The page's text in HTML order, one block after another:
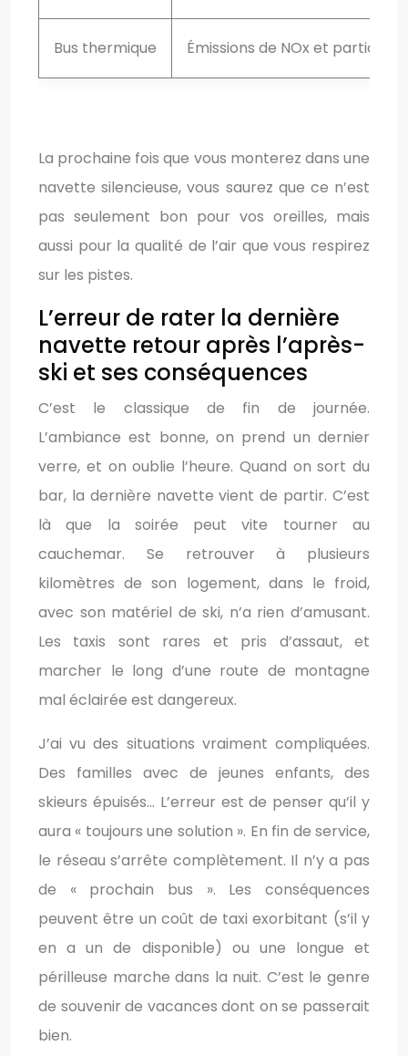
Bus thermique Émissions de NOx et
La prochaine fois que vous monterez dans une
navette silencieuse, vous saurez que ce n’est
pas seulement bon pour vos oreilles, mais
aussi pour la qualité de l’air que vous respirez
sur les pistes.
L’erreur de rater la dernière
navette retour après l’après-
ski et ses conséquences
C’est le classique de fin de journée.
L’ambiance est bonne, on prend un dernier
verre, et on oublie l’heure. Quand on sort du
bar, la dernière navette vient de partir. C’est
là que la soirée peut vite tourner au
cauchemar. Se retrouver à plusieurs
kilomètres de son logement, dans le froid,
avec son matériel de ski, n’a rien d’amusant.
Les taxis sont rares et pris d’assaut, et
marcher le long d’une route de montagne
mal éclairée est dangereux.
J’ai vu des situations vraiment compliquées.
Des familles avec de jeunes enfants, des
skieurs épuisés… L’erreur est de penser qu’il y
aura « toujours une solution ». En fin de service,
le réseau s’arrête complètement. Il n’y a pas
de « prochain bus ». Les conséquences
peuvent être un coût de taxi exorbitant (s’il y
en a un de disponible) ou une longue et
périlleuse marche dans la nuit. C’est le genre
de souvenir de vacances dont on se passerait
bien.